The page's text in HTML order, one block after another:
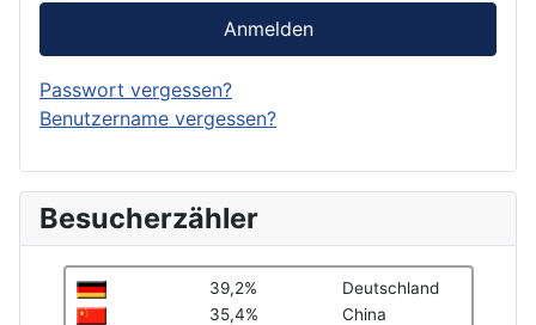
Anmelden
Passwort vergessen?
Benutzername vergessen?
Besucherzähler
39,2%
Deutschland
35,4%
China